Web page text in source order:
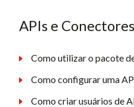
APIs e Conectores
Como utilizar o pacote
Como configurar uma
Como criar usuários de